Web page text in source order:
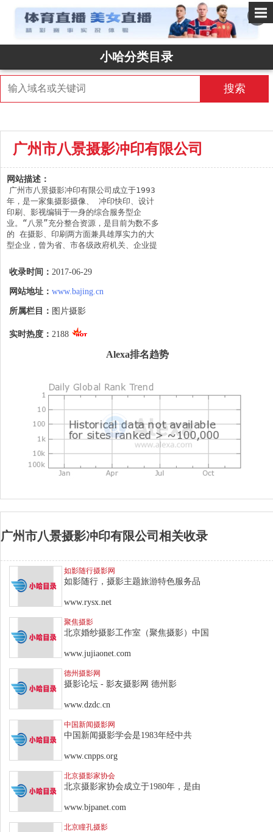
✕
小哈分类目录
搜索
广州市八景摄影冲印有限公司
网站描述：
广州市八景摄影冲印有限公司成立于1993
年，是一家集摄影摄像、 冲印快印、设计
印刷、影视编辑于一身的综合服务型企
业。“八景”充分整合资源，是目前为数不多
的 在摄影、印刷两方面兼具雄厚实力的大
型企业，曾为省、市各级政府机关、企业提
中学、小学摄影、画册制作市场中占据领导
地位。八景的成就获得社会各方面认可，是
广东省摄影行业协会副会长单位、广东省土
市建筑装饰行 业协会会员单位、广东省海
书长单位。
务条件，提高服务水平，不断提高产品质
收录时间： 2017-06-29
网站地址： www.bajing.cn
所属栏目： 图片摄影
实时热度： 2188
Alexa排名趋势
广州市八景摄影冲印有限公司相关收录
如影随行摄影网
如影随行，摄影主题旅游特色服务品
www.rysx.net
聚焦摄影
北京婚纱摄影工作室（聚焦摄影）中国
www.jujiaonet.com
德州摄影网
摄影论坛 - 影友摄影网 德州影
www.dzdc.cn
中国新闻摄影网
中国新闻摄影学会是1983年经中共
www.cnpps.org
北京摄影家协会
北京摄影家协会成立于1980年，是由
www.bjpanet.com
北京瞳孔摄影